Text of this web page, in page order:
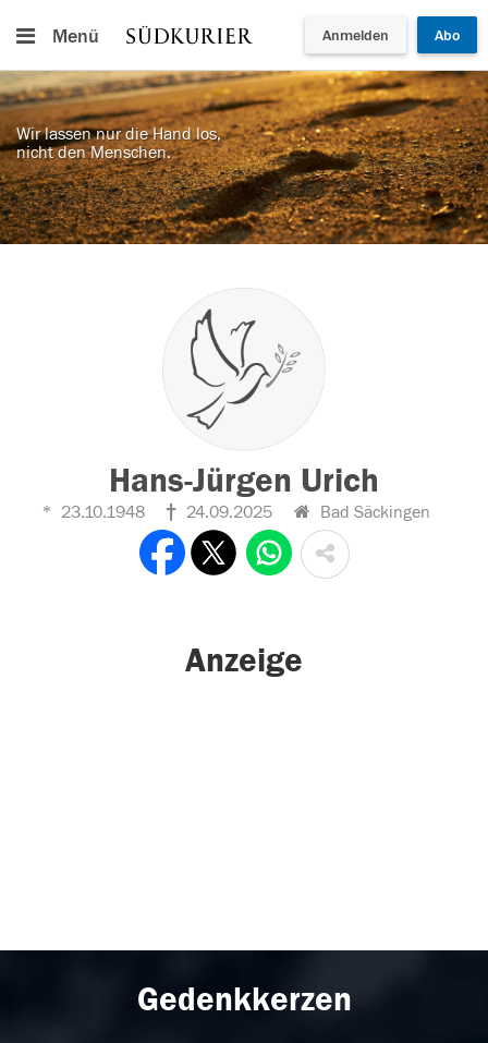
Menü Anmelden Abo
Wir lassen nur die Hand los,
nicht den Menschen.
Hans-Jürgen Urich
23.10.1948 24.09.2025 Bad Säckingen
Anzeige
Gedenkkerzen